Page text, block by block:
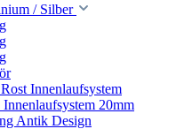
/ Silber
Innenlaufsystem
20mm
Antik Design